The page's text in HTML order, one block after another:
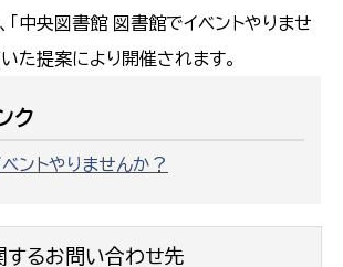
「中央図書館 図書館でイベントやりませ
た提案により開催されます。
ク
ントやりませんか？
するお問い合わせ先